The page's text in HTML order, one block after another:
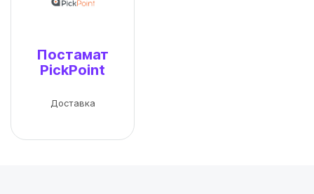
Постамат
PickPoint
Доставка